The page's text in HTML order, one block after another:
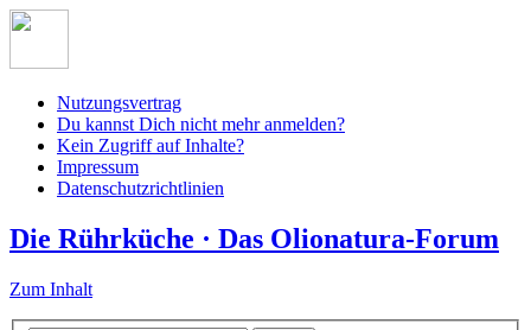
Nutzungsvertrag
Du kannst Dich nicht mehr anmelden?
Kein Zugriff auf Inhalte?
Impressum
Datenschutzrichtlinien
Die Rührküche · Das Olionatura-Forum
Zum Inhalt